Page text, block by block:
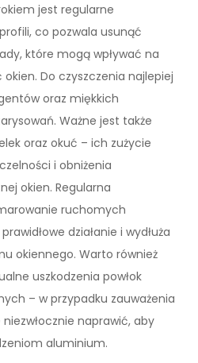
jest regularne
co pozwala usunąć
które mogą wpływać na
Do czyszczenia najlepiej
oraz miękkich
Ważne jest także
oraz okuć – ich zużycie
i obniżenia
okien. Regularna
ruchomych
działanie i wydłuża
okiennego. Warto również
uszkodzenia powłok
– w przypadku zauważenia
naprawić, aby
aluminium.